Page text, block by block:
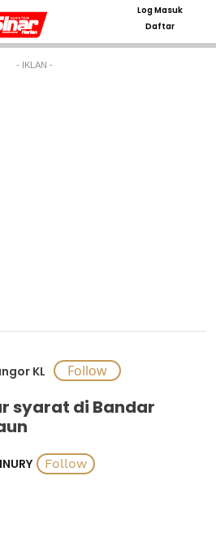
Log Masuk
Daftar
- IKLAN -
KL
syarat di Bandar